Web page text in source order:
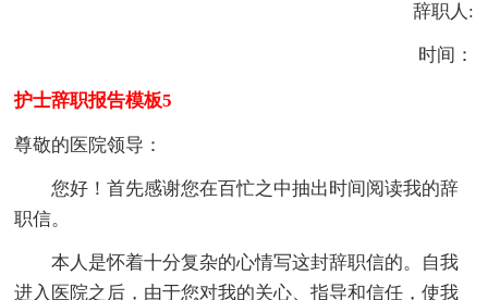
辞职人:
时间：
护士辞职报告模板5
尊敬的医院领导：
您好！首先感谢您在百忙之中抽出时间阅读我的辞
职信。
本人是怀着十分复杂的心情写这封辞职信的。自我
进入医院之后，由于您对我的关心、指导和信任，使我